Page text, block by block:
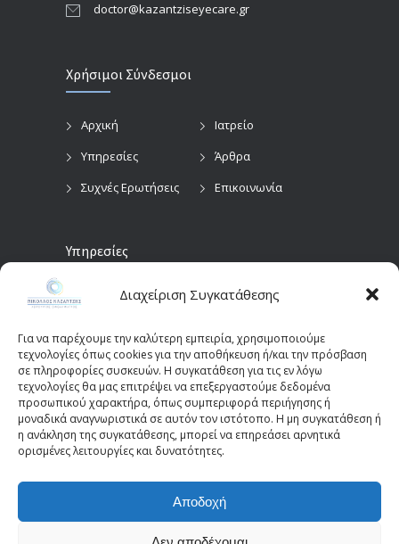
Διαχείριση Συγκατάθεσης
Για να παρέχουμε την καλύτερη εμπειρία, χρησιμοποιούμε
τεχνολογίες όπως cookies για την αποθήκευση ή/και την πρόσβαση
σε πληροφορίες συσκευών. Η συγκατάθεση για τις εν λόγω
τεχνολογίες θα μας επιτρέψει να επεξεργαστούμε δεδομένα
προσωπικού χαρακτήρα, όπως συμπεριφορά περιήγησης ή
μοναδικά αναγνωριστικά σε αυτόν τον ιστότοπο. Η μη συγκατάθεση ή
η ανάκληση της συγκατάθεσης, μπορεί να επηρεάσει αρνητικά
ορισμένες λειτουργίες και δυνατότητες.
Αποδοχή
doctor@kazantziseyecare.gr
Χρήσιμοι Σύνδεσμοι
Αρχική
Ιατρείο
Υπηρεσίες
Άρθρα
Συχνές Ερωτήσεις
Επικοινωνία
Υπηρεσίες
Προληπτικός
Έλεγχος
Διαγνωστικές
Χειρουργικές
Επεμβάσεις Οφθαλμών
Οπτικά Πεδία
(Perimetry)
Παιδοοφθαλμολογία
Οπτική Τομογραφία
Συνοχής (OCT)
© 2025 - kazantziseyecare.gr -
Forge.com